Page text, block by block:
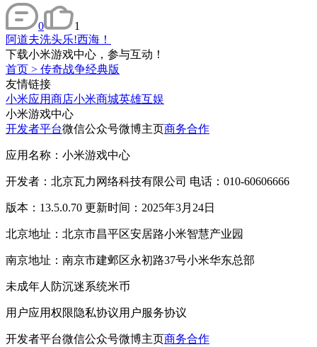
0
1
阿道夫洗头乐!西海！
下载小米游戏中心，参与互动！
首页 > 传奇战争经典版
友情链接
小米应用商店小米商城英雄互娱
小米游戏中心
开发者平台微信公众号微博主页商务合作
应用名称：小米游戏中心
开发者：北京瓦力网络科技有限公司 电话：010-60606666
版本：13.5.0.70 更新时间：2025年3月24日
北京地址：北京市昌平区安居路小米智慧产业园
南京地址：南京市建邺区永初路37号小米华东总部
未成年人防沉迷系统米币
用户应用权限隐私协议用户服务协议
开发者平台微信公众号微博主页商务合作